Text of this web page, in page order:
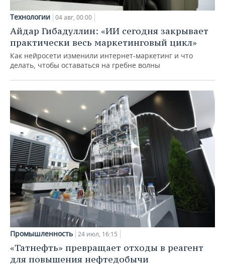
Технологии 04 авг, 00:00
Айдар Гибадуллин: «ИИ сегодня закрывает
практически весь маркетинговый цикл»
Как нейросети изменили интернет-маркетинг и что
делать, чтобы оставаться на гребне волны
Промышленность 24 июл, 16:15
«Татнефть» превращает отходы в реагент
для повышения нефтедобычи